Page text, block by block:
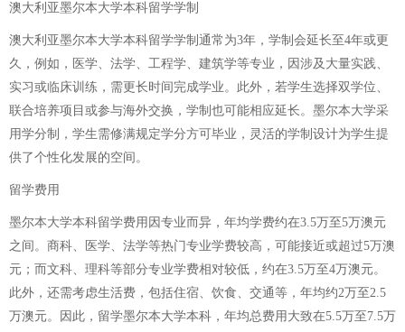
澳大利亚墨尔本大学本科留学学制
澳大利亚墨尔本大学本科留学学制通常为3年，学制会延长至4年或更
久，例如，医学、法学、工程学、建筑学等专业，因涉及大量实践、
实习或临床训练，需更长时间完成学业。此外，若学生选择双学位、
联合培养项目或参与海外交换，学制也可能相应延长。墨尔本大学采
用学分制，学生需修满规定学分方可毕业，灵活的学制设计为学生提
供了个性化发展的空间。
留学费用
墨尔本大学本科留学费用因专业而异，年均学费约在3.5万至5万澳元
之间。商科、医学、法学等热门专业学费较高，可能接近或超过5万澳
元；而文科、理科等部分专业学费相对较低，约在3.5万至4万澳元。
此外，还需考虑生活费，包括住宿、饮食、交通等，年均约2万至2.5
万澳元。因此，留学墨尔本大学本科，年均总费用大致在5.5万至7.5万